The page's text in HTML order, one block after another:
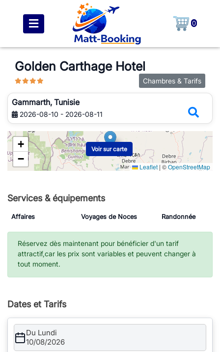
0
Golden Carthage Hotel
Chambres & Tarifs
Gammarth, Tunisie
2026-08-10 - 2026-08-11
+
−
Leaflet | ©OpenStreetMap
Voir sur carte
Services & équipements
Affaires Voyages de Noces Randonnée
Réservez dès maintenant pour bénéficier d'un tarif
attractif,car les prix sont variables et peuvent changer à
tout moment.
Dates et Tarifs
Du Lundi
10/08/2026